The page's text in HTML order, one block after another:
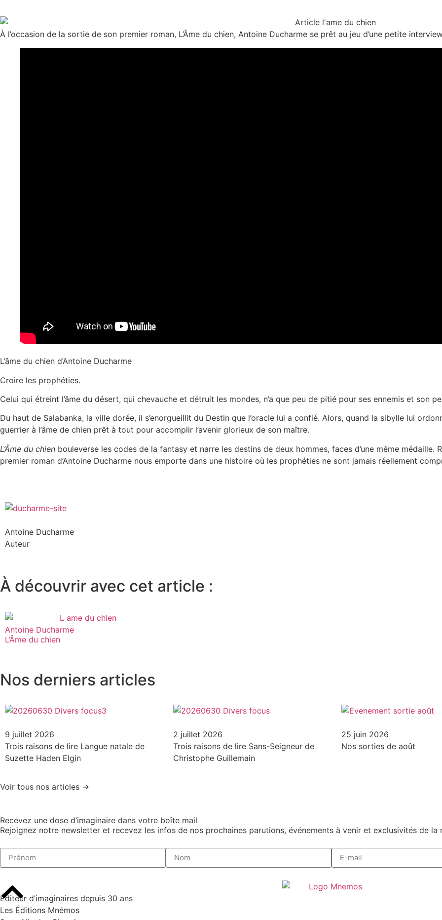
À l’occasion de la sortie de son premier roman, L’Âme du chien, Antoine Ducharme se prêt au jeu d’une petite
L’âme du chien d’Antoine Ducharme
Croire les prophéties.
Celui qui étreint l’âme du désert, qui chevauche et détruit les mondes, n’a que peu de pitié pour ses ennemis et son
Du haut de Salabanka, la ville dorée, il s’enorgueillit du Destin que l’oracle lui a confié. Alors, quand la sibylle lui
guerrier à l’âme de chien prêt à tout pour accomplir l’avenir glorieux de son maître.
L’Âme du chien bouleverse les codes de la fantasy et narre les destins de deux hommes, faces d’une même médaille.
premier roman d’Antoine Ducharme nous emporte dans une histoire où les prophéties ne sont jamais réellement
Antoine Ducharme
Auteur
À découvrir avec cet article :
Antoine Ducharme
L’Âme du chien
Nos derniers articles
9 juillet 2026
Trois raisons de lire Langue natale de
Suzette Haden Elgin
2 juillet 2026
Trois raisons de lire Sans-Seigneur de
Christophe Guillemain
25 juin 2026
Nos sorties de août
Voir tous nos articles →
Recevez une dose d’imaginaire dans votre boîte mail
Rejoignez notre newsletter et recevez les infos de nos prochaines parutions, événements à venir et exclusivités de la
Éditeur d’imaginaires depuis 30 ans
Les Éditions Mnémos